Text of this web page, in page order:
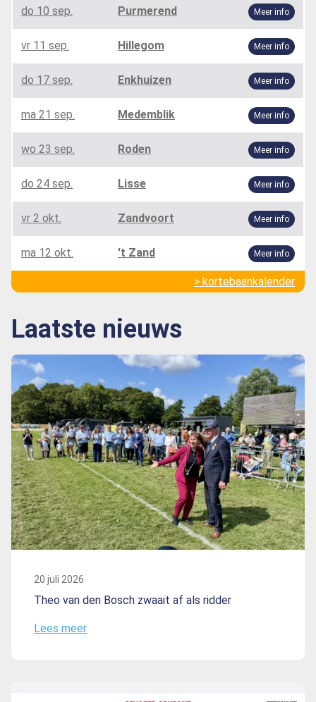
do 10 sep. Purmerend Meer info
vr 11 sep. Hillegom Meer info
do 17 sep. Enkhuizen Meer info
ma 21 sep. Medemblik Meer info
wo 23 sep. Roden Meer info
do 24 sep. Lisse Meer info
vr 2 okt. Zandvoort Meer info
ma 12 okt. 't Zand Meer info
> kortebaankalender
Laatste nieuws
20 juli 2026
Theo van den Bosch zwaait af als ridder
Lees meer